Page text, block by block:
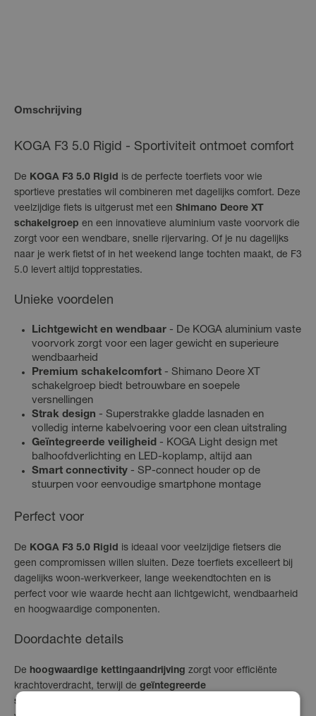
Omschrijving
KOGA F3 5.0 Rigid - Sportiviteit ontmoet comfort
De KOGA F3 5.0 Rigid is de perfecte toerfiets voor wie
sportieve prestaties wil combineren met dagelijks comfort. Deze
veelzijdige fiets is uitgerust met een Shimano Deore XT
schakelgroep en een innovatieve aluminium vaste voorvork die
zorgt voor een wendbare, snelle rijervaring. Of je nu dagelijks
naar je werk fietst of in het weekend lange tochten maakt, de F3
5.0 levert altijd topprestaties.
Unieke voordelen
Lichtgewicht en wendbaar - De KOGA aluminium vaste
voorvork zorgt voor een lager gewicht en superieure
wendbaarheid
Premium schakelcomfort - Shimano Deore XT
schakelgroep biedt betrouwbare en soepele
versnellingen
Strak design - Superstrakke gladde lasnaden en
volledig interne kabelvoering voor een clean uitstraling
Geïntegreerde veiligheid - KOGA Light design met
balhoofdverlichting en LED-koplamp, altijd aan
Smart connectivity - SP-connect houder op de
stuurpen voor eenvoudige smartphone montage
Perfect voor
De KOGA F3 5.0 Rigid is ideaal voor veelzijdige fietsers die
geen compromissen willen sluiten. Deze toerfiets excelleert bij
dagelijks woon-werkverkeer, lange weekendtochten en is
perfect voor wie waarde hecht aan lichtgewicht, wendbaarheid
en hoogwaardige componenten.
Doordachte details
De hoogwaardige kettingaandrijving zorgt voor efficiënte
krachtoverdracht, terwijl de geïntegreerde
stuuruitslagbegrenzer